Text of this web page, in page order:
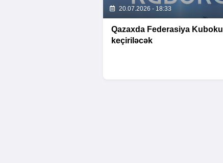
20.07.2026 - 18:33
Qazaxda Federasiya Kuboku
keçiriləcək